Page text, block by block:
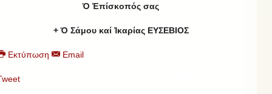
Ὁ Ἐπίσκοπός σας
+ Ὁ Σάμου καί Ἰκαρίας ΕΥΣΕΒΙΟΣ
Εκτύπωση Email